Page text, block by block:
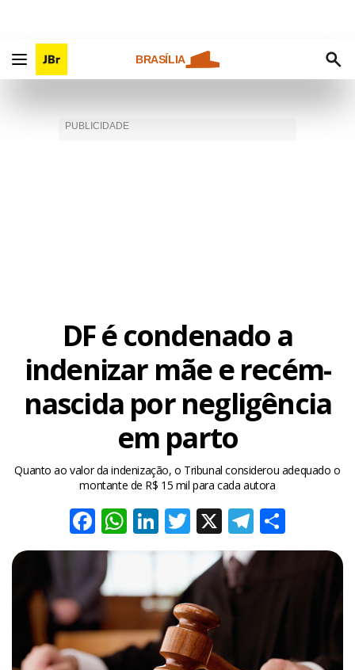
BRASÍLIA
DF é condenado a
indenizar mãe e recém-
nascida por negligência
em parto
Quanto ao valor da indenização, o Tribunal considerou adequado o
montante de R$ 15 mil para cada autora
Facebook
WhatsApp
LinkedIn
Twitter
X